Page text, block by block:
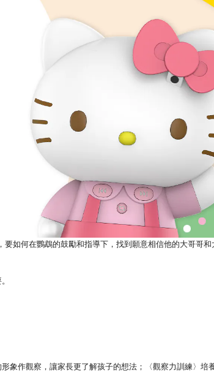
如何在鸚鵡的鼓勵和指導下，找到願意相信他的大哥哥
作觀察，讓家長更了解孩子的想法；〈觀察力訓練〉培